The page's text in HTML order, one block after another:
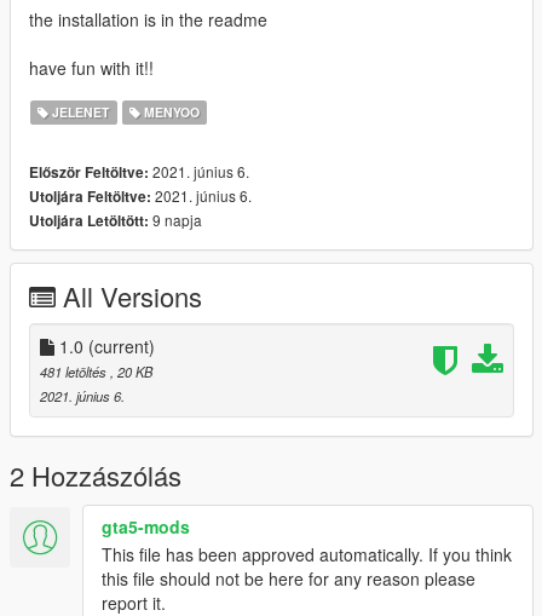
the installation is in the readme
have fun with it!!
JELENET MENYOO
Először Feltöltve: 2021. június 6.
Utoljára Feltöltve: 2021. június 6.
Utoljára Letöltött: 9 napja
All Versions
1.0 (current)
481 letöltés , 20 KB
2021. június 6.
2 Hozzászólás
gta5-mods
This file has been approved automatically. If you think
this file should not be here for any reason please
report it.